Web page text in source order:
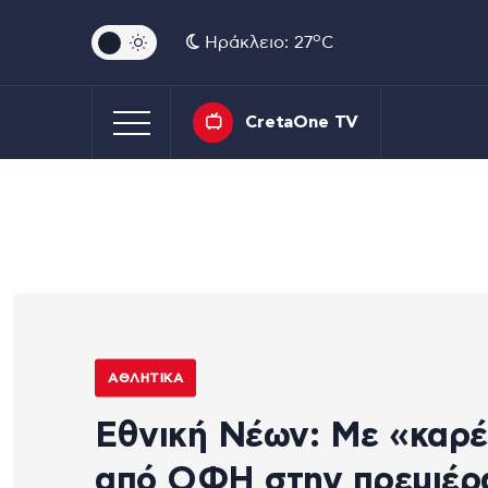
Ηράκλειο: 27oC
CretaOne TV
ΑΘΛΗΤΙΚΆ
Εθνική Νέων: Με
από ΟΦΗ στην